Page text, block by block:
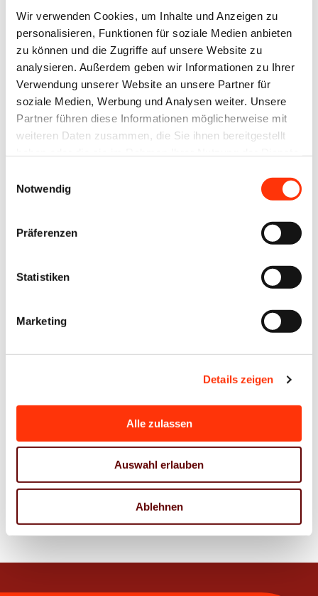
Wir verwenden Cookies, um Inhalte und Anzeigen zu
personalisieren, Funktionen für soziale Medien anbieten
zu können und die Zugriffe auf unsere Website zu
analysieren. Außerdem geben wir Informationen zu Ihrer
Verwendung unserer Website an unsere Partner für
soziale Medien, Werbung und Analysen weiter. Unsere
Partner führen diese Informationen möglicherweise mit
weiteren Daten zusammen, die Sie ihnen bereitgestellt
Notwendig
Präferenzen
Statistiken
Marketing
Details zeigen
Alle zulassen
Auswahl erlauben
Ablehnen
Passworts werden Ihnen
umgehend per E-Mail
zugesandt.
Benutzername oder E-Mail-Adresse
kirsten@vdm-mitteldeutschland.de
0341 86859 27
0172 5286307
Zur Übersicht